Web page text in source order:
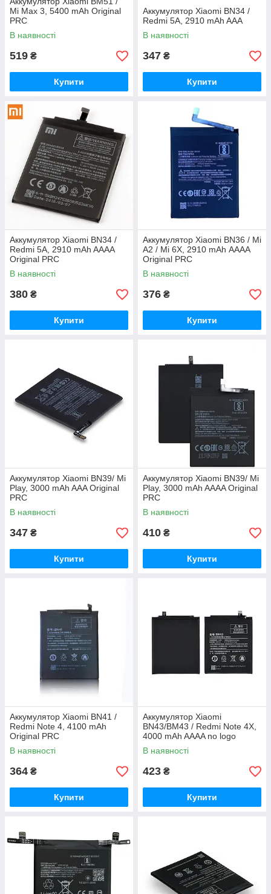
Mi Max 3, 5400 mAh Original
PRC
В наявності
519 ₴
Купити
Аккумулятор Xiaomi BN34 /
Redmi 5A, 2910 mAh AAA
В наявності
347 ₴
Купити
Аккумулятор Xiaomi BN34 /
Redmi 5A, 2910 mAh AAAA
Original PRC
В наявності
380 ₴
Купити
Аккумулятор Xiaomi BN36 / Mi
A2 / Mi 6X, 2910 mAh АААА
Original PRC
В наявності
376 ₴
Купити
Аккумулятор Xiaomi BN39/ Mi
Play, 3000 mAh AAA Original
PRC
В наявності
347 ₴
Купити
Аккумулятор Xiaomi BN39/ Mi
Play, 3000 mAh AAAA Original
PRC
В наявності
410 ₴
Купити
Аккумулятор Xiaomi BN41 /
Redmi Note 4, 4100 mAh
Original PRC
В наявності
364 ₴
Купити
Аккумулятор Xiaomi
BN43/BM43 / Redmi Note 4X,
4000 mAh AAAA no logo
Original PRC
В наявності
423 ₴
Купити